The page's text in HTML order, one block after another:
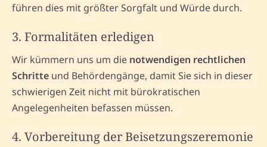
führen dies mit größter Sorgfalt und Würde durch.
3. Formalitäten erledigen
Wir kümmern uns um die notwendigen rechtlichen
Schritte und Behördengänge, damit Sie sich in dieser
schwierigen Zeit nicht mit bürokratischen
Angelegenheiten befassen müssen.
4. Vorbereitung der Beisetzungszeremonie